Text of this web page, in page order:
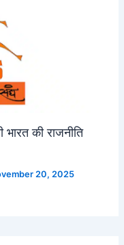
की राजनीति
20, 2025